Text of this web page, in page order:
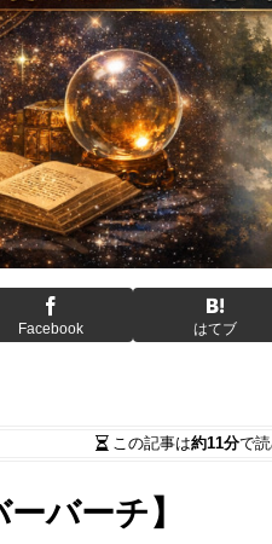
Facebook はてブ
この記事は約11分で読
バーチ】